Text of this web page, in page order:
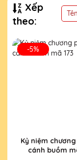
Xếp
theo:
-5%
Kỷ niệm
cánh buồm